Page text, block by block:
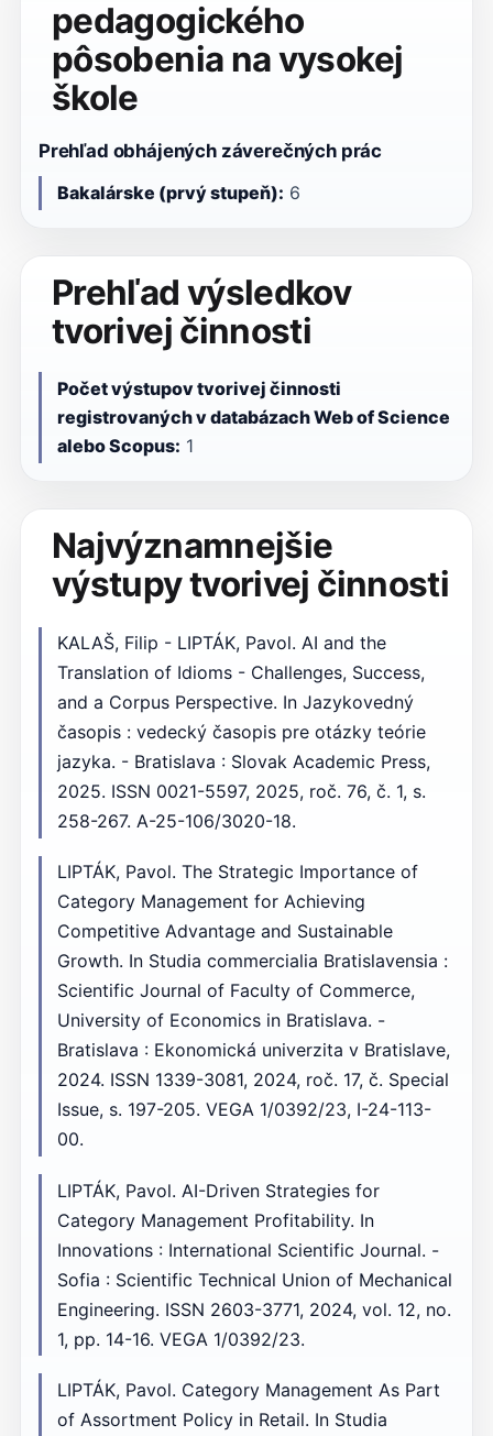
pedagogického
pôsobenia na vysokej
škole
Prehľad obhájených záverečných prác
Bakalárske (prvý stupeň): 6
Prehľad výsledkov
tvorivej činnosti
Počet výstupov tvorivej činnosti
registrovaných v databázach Web of Science
alebo Scopus: 1
Najvýznamnejšie
výstupy tvorivej činnosti
KALAŠ, Filip - LIPTÁK, Pavol. AI and the
Translation of Idioms - Challenges, Success,
and a Corpus Perspective. In Jazykovedný
časopis : vedecký časopis pre otázky teórie
jazyka. - Bratislava : Slovak Academic Press,
2025. ISSN 0021-5597, 2025, roč. 76, č. 1, s.
258-267. A-25-106/3020-18.
LIPTÁK, Pavol. The Strategic Importance of
Category Management for Achieving
Competitive Advantage and Sustainable
Growth. In Studia commercialia Bratislavensia :
Scientific Journal of Faculty of Commerce,
University of Economics in Bratislava. -
Bratislava : Ekonomická univerzita v Bratislave,
2024. ISSN 1339-3081, 2024, roč. 17, č. Special
Issue, s. 197-205. VEGA 1/0392/23, I-24-113-
00.
LIPTÁK, Pavol. AI-Driven Strategies for
Category Management Profitability. In
Innovations : International Scientific Journal. -
Sofia : Scientific Technical Union of Mechanical
Engineering. ISSN 2603-3771, 2024, vol. 12, no.
1, pp. 14-16. VEGA 1/0392/23.
LIPTÁK, Pavol. Category Management As Part
of Assortment Policy in Retail. In Studia